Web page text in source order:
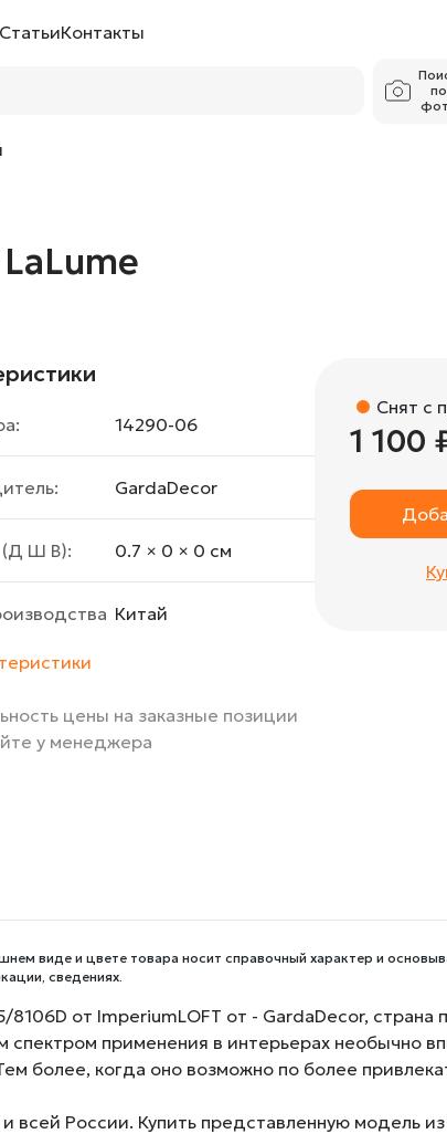
СтатьиКонтакты
по
14290-06
GardaDecor
(Д Ш В): 0.7 × 0 × 0 cм
Китай
цены на заказные позиции
у менеджера
Снят с
1 100
виде и цвете товара носит справочный характер и
сведениях.
от ImperiumLOFT от - GardaDecor, страна
применения в интерьерах необычно
когда оно возможно по более
России. Купить представленную модель